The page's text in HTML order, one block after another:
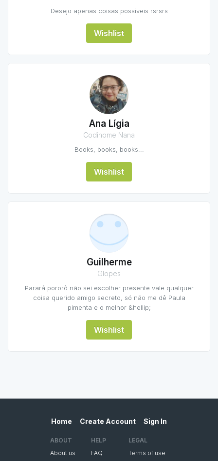
Desejo apenas coisas possíveis rsrsrs
Wishlist
Ana Lígia
Codinome Nana
Books, books, books...
Wishlist
Guilherme
Glopes
Parará pororô não sei escolher presente vale qualquer
coisa querido amigo secreto, só não me dê Paula
pimenta e o melhor &hellip;
Wishlist
Home Create Account Sign In
ABOUT
About us
HELP
FAQ
LEGAL
Terms of use